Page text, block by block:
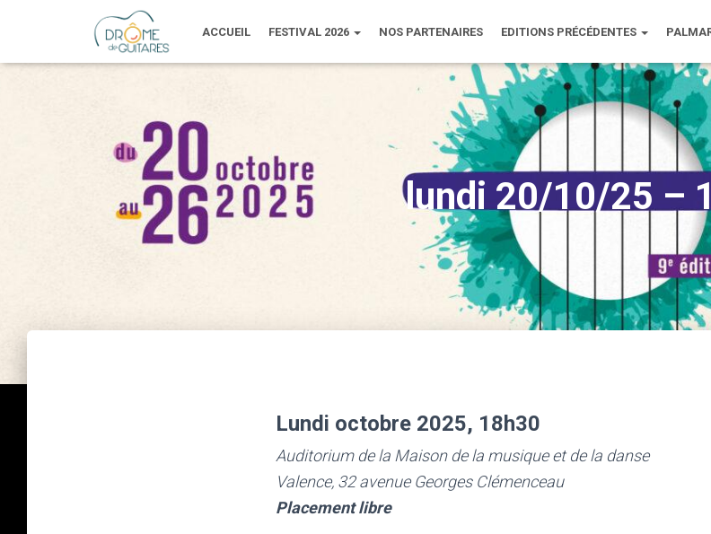
ACCUEIL FESTIVAL 2026 NOS PARTENAIRES EDITIONS PRÉCÉDENTES
lundi 20/10/25 –
Lundi octobre 2025, 18h30
Auditorium de la Maison de la musique et de la danse
Valence, 32 avenue Georges Clémenceau
Placement libre